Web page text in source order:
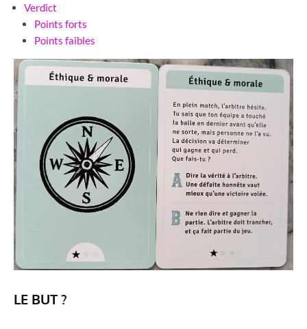
Verdict
Points forts
Points faibles
LE BUT ?